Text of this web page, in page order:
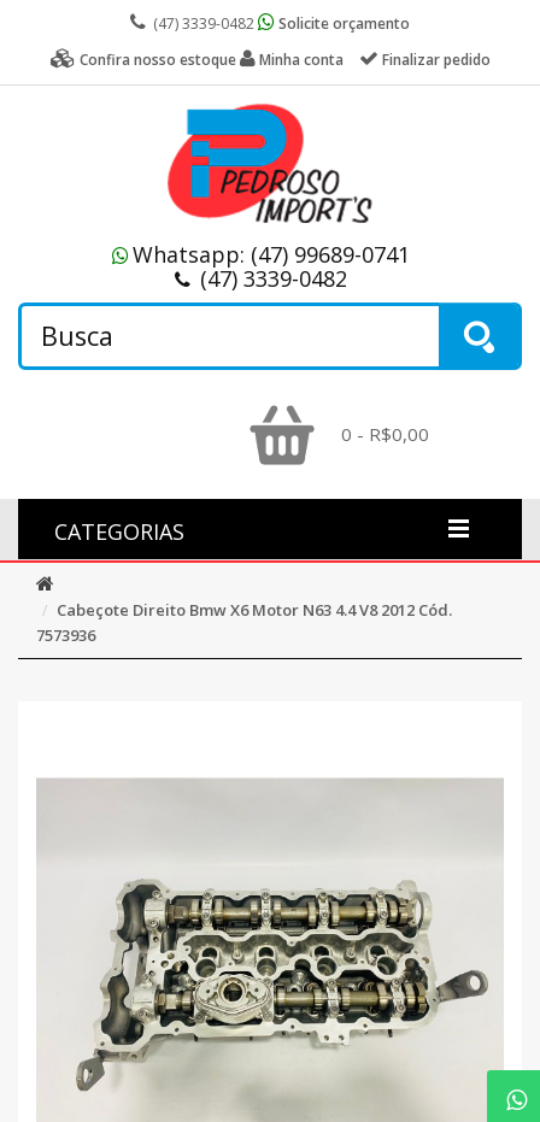
(47) 3339-0482
Solicite orçamento
Confira nosso estoque
Minha conta Finalizar pedido
Whatsapp: (47) 99689-0741
(47) 3339-0482
0 - R$0,00
CATEGORIAS
Cabeçote Direito Bmw X6 Motor N63 4.4 V8 2012 Cód.
7573936